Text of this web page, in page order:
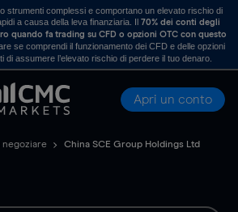
strumenti complessi e comportano un elevato rischio di
a causa della leva finanziaria. Il70% dei conti degli
quando fa trading su CFD o opzioni OTC con questo
se comprendi il funzionamento dei CFD e delle opzioni
di assumere l’elevato rischio di perdere il tuo denaro.
Apri un conto
negoziare China SCE Group Holdings Ltd